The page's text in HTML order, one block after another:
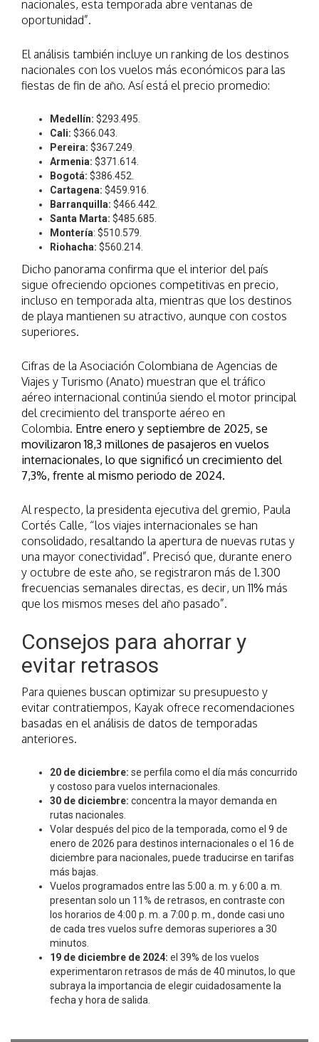
nacionales, esta temporada abre ventanas de
oportunidad”.
El análisis también incluye un ranking de los destinos
nacionales con los vuelos más económicos para las
fiestas de fin de año. Así está el precio promedio:
Medellín: $293.495.
Cali: $366.043.
Pereira: $367.249.
Armenia: $371.614.
Bogotá: $386.452.
Cartagena: $459.916.
Barranquilla: $466.442.
Santa Marta: $485.685.
Montería: $510.579.
Riohacha: $560.214.
Dicho panorama confirma que el interior del país
sigue ofreciendo opciones competitivas en precio,
incluso en temporada alta, mientras que los destinos
de playa mantienen su atractivo, aunque con costos
superiores.
Cifras de la Asociación Colombiana de Agencias de
Viajes y Turismo (Anato) muestran que el tráfico
aéreo internacional continúa siendo el motor principal
del crecimiento del transporte aéreo en
Colombia. Entre enero y septiembre de 2025, se
movilizaron 18,3 millones de pasajeros en vuelos
internacionales, lo que significó un crecimiento del
7,3%, frente al mismo periodo de 2024.
Al respecto, la presidenta ejecutiva del gremio, Paula
Cortés Calle, “los viajes internacionales se han
consolidado, resaltando la apertura de nuevas rutas y
una mayor conectividad”. Precisó que, durante enero
y octubre de este año, se registraron más de 1.300
frecuencias semanales directas, es decir, un 11% más
que los mismos meses del año pasado”.
Consejos para ahorrar y
evitar retrasos
Para quienes buscan optimizar su presupuesto y
evitar contratiempos, Kayak ofrece recomendaciones
basadas en el análisis de datos de temporadas
anteriores.
20 de diciembre: se perfila como el día más concurrido
y costoso para vuelos internacionales.
30 de diciembre: concentra la mayor demanda en
rutas nacionales.
Volar después del pico de la temporada, como el 9 de
enero de 2026 para destinos internacionales o el 16 de
diciembre para nacionales, puede traducirse en tarifas
más bajas.
Vuelos programados entre las 5:00 a. m. y 6:00 a. m.
presentan solo un 11% de retrasos, en contraste con
los horarios de 4:00 p. m. a 7:00 p. m., donde casi uno
de cada tres vuelos sufre demoras superiores a 30
minutos.
19 de diciembre de 2024: el 39% de los vuelos
experimentaron retrasos de más de 40 minutos, lo que
subraya la importancia de elegir cuidadosamente la
fecha y hora de salida.